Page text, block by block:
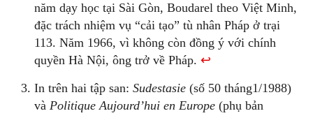
năm dạy học tại Sài Gòn, Boudarel theo Việt Minh,
đặc trách nhiệm vụ “cải tạo” tù nhân Pháp ở trại
113. Năm 1966, vì không còn đồng ý với chính
quyền Hà Nội, ông trở về Pháp.↩
In trên hai tập san:Sudestasie (số 50 tháng1/1988)
và Politique Aujourd’hui en Europe (phụ bản